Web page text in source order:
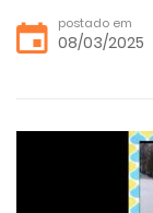
postado em
08/03/2025